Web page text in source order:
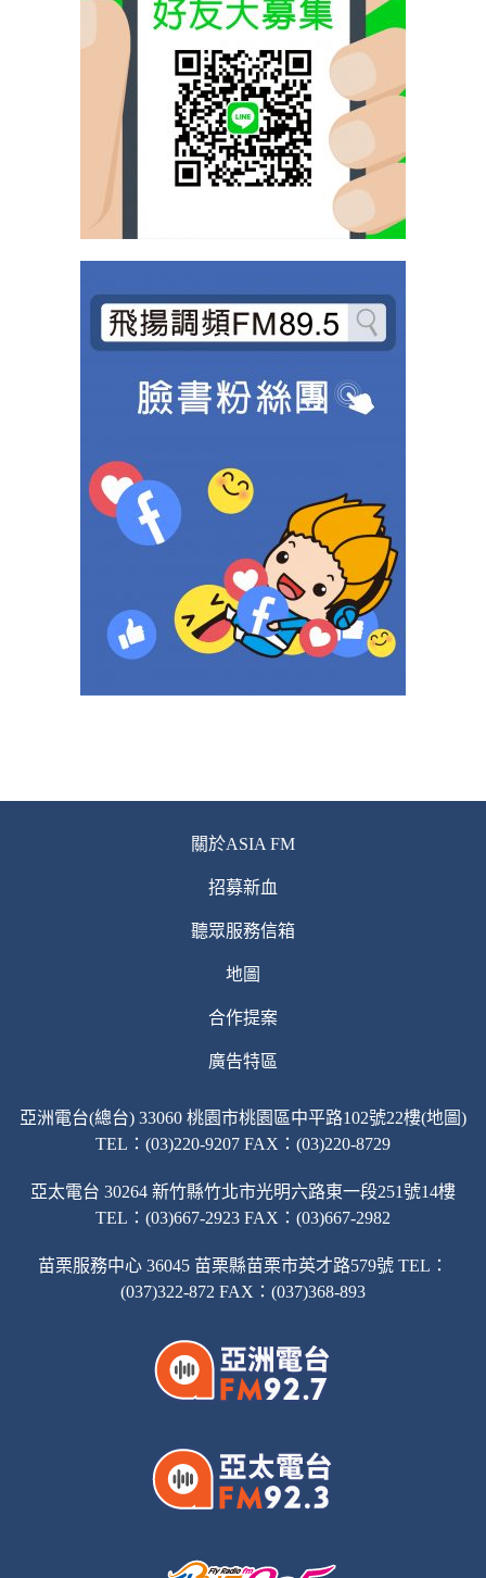
關於ASIA FM
招募新血
聽眾服務信箱
地圖
合作提案
廣告特區
亞洲電台(總台) 33060 桃園市桃園區中平路102號22樓(地圖)
TEL：(03)220-9207 FAX：(03)220-8729
亞太電台 30264 新竹縣竹北市光明六路東一段251號14樓
TEL：(03)667-2923 FAX：(03)667-2982
苗栗服務中心 36045 苗栗縣苗栗市英才路579號 TEL：
(037)322-872 FAX：(037)368-893